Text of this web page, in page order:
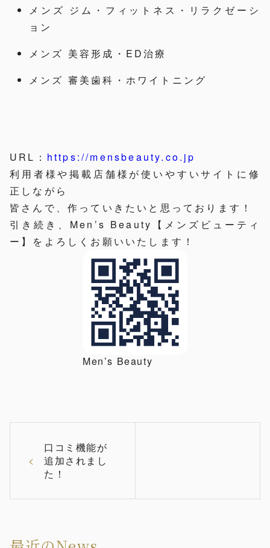
メンズ ジム・フィットネス・リラクゼーシ
ョン
メンズ 美容形成・ED治療
メンズ 審美歯科・ホワイトニング
URL： https://mensbeauty.co.jp
利用者様や掲載店舗様が使いやすいサイトに修
正しながら
皆さんで、作っていきたいと思っております！
引き続き、Men’s Beauty【メンズビューティ
ー】をよろしくお願いいたします！
Men’s Beauty
口コミ機能が
追加されまし
た！